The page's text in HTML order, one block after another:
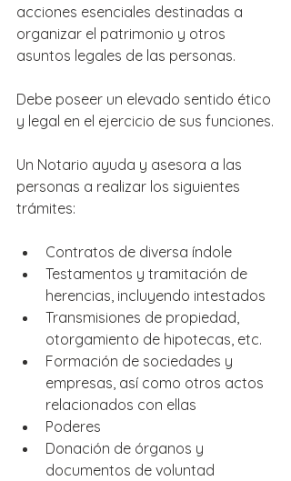
acciones esenciales destinadas a
organizar el patrimonio y otros
asuntos legales de las personas.
Debe poseer un elevado sentido ético
y legal en el ejercicio de sus funciones.
Un Notario ayuda y asesora a las
personas a realizar los siguientes
trámites:
Contratos de diversa índole
Testamentos y tramitación de
herencias, incluyendo intestados
Transmisiones de propiedad,
otorgamiento de hipotecas, etc.
Formación de sociedades y
empresas, así como otros actos
relacionados con ellas
Poderes
Donación de órganos y
documentos de voluntad